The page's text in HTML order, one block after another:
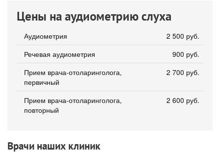
Цены на аудиометрию слуха
Аудиометрия
2 500 руб.
Речевая аудиометрия
900 руб.
Прием врача-отоларинголога,
первичный
2 700 руб.
Прием врача-отоларинголога,
повторный
2 600 руб.
Врачи наших клиник